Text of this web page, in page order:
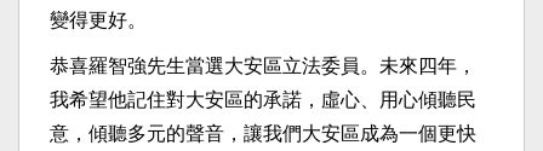
變得更好。
恭喜羅智強先生當選大安區立法委員。未來四年，
我希望他記住對大安區的承諾，虛心、用心傾聽民
意，傾聽多元的聲音，讓我們大安區成為一個更快